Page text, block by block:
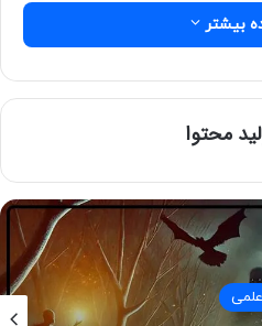
محسوب می‌شود که با دیدن
به ترس و اضطراب دچار
با تپش قلب، تعریق و حالت
به این ترس معمولا سعی دارند
بیشتر
محتوا
علمی